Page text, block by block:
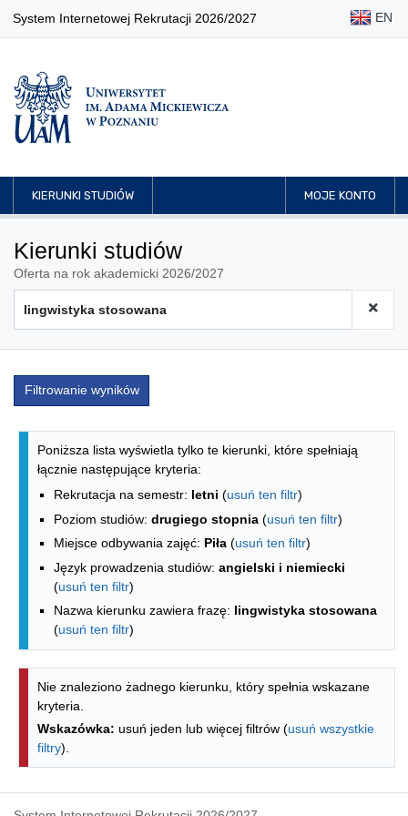
System Internetowej Rekrutacji 2026/2027 EN
KIERUNKI STUDIÓW MOJE KONTO
Kierunki studiów
Oferta na rok akademicki 2026/2027
Filtrowanie wyników
Lista kierunków - spis według
Poniższa lista wyświetla tylko te kierunki, które spełniają
łącznie następujące kryteria:
Rekrutacja na semestr: letni (usuń ten filtr)
Poziom studiów: drugiego stopnia (usuń ten filtr)
Miejsce odbywania zajęć: Piła (usuń ten filtr)
Język prowadzenia studiów: angielski i niemiecki
(usuń ten filtr)
Nazwa kierunku zawiera frazę: lingwistyka stosowana
(usuń ten filtr)
Nie znaleziono żadnego kierunku, który spełnia wskazane
kryteria.
Wskazówka: usuń jeden lub więcej filtrów (usuń wszystkie
filtry).